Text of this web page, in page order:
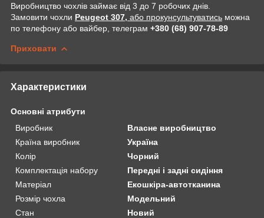
Виробництво чохлів займає від 3 до 7 робочих днів.
Замовити чохли Peugeot 307, або прокунсультуватись можна
по телефону або вайбер, телеграм +380 (68) 907-78-89
Приховати
Характеристики
Основні атрибути
Виробник
Власне виробництво
Країна виробник
Україна
Колір
Чорний
Комплектація набору
Передні і задні сидіння
Матеріал
Екошкіра-автотканина
Розмір чохла
Модельний
Стан
Новий